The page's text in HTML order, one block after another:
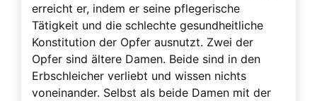
erreicht er, indem er seine pflegerische
Tätigkeit und die schlechte gesundheitliche
Konstitution der Opfer ausnutzt. Zwei der
Opfer sind ältere Damen. Beide sind in den
Erbschleicher verliebt und wissen nichts
voneinander. Selbst als beide Damen mit der